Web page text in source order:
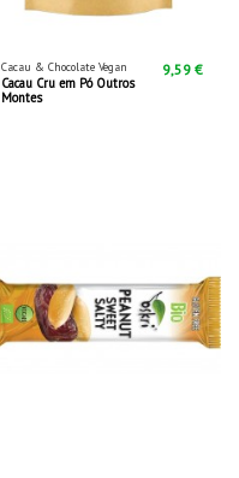
Cacau & Chocolate Vegan
Cacau Cru em Pó Outros
Montes
9,59 €